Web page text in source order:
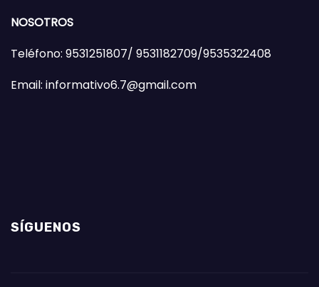
NOSOTROS
Teléfono: 9531251807/ 9531182709/9535322408
Email: informativo6.7@gmail.com
SÍGUENOS